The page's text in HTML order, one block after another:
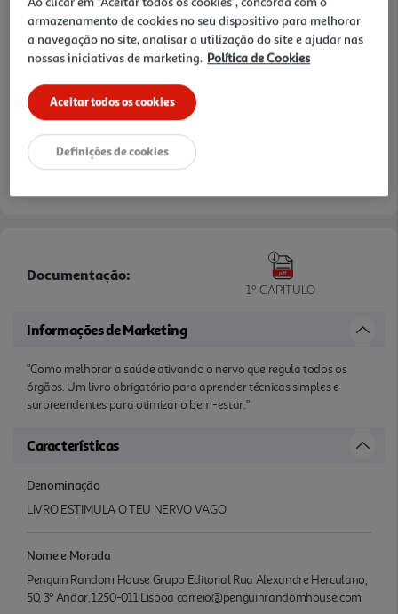
Documentação:
1º CAPITULO
Informações de Marketing
"Como melhorar a saúde ativando o nervo que regula todos os
órgãos. Um livro obrigatório para aprender técnicas simples e
surpreendentes para otimizar o bem-estar."
Características
Denominação
LIVRO ESTIMULA O TEU NERVO VAGO
Nome e Morada
Penguin Random House Grupo Editorial Rua Alexandre Herculano,
50, 3º Andar, 1250-011 Lisboa correio@penguinrandomhouse.com
armazenamento de cookies no seu dispositivo para melhorar
a navegação no site, analisar a utilização do site e ajudar nas
nossas iniciativas de marketing. Política de Cookies
Aceitar todos os cookies
Definições de cookies